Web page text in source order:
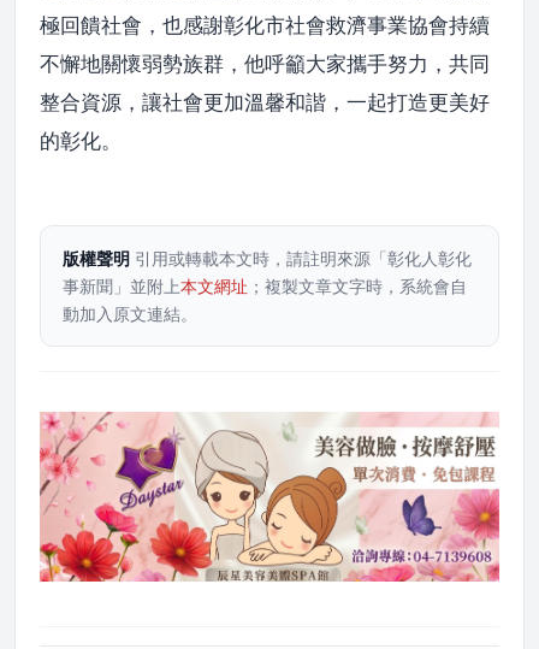
極回饋社會，也感謝彰化市社會救濟事業協會持續
不懈地關懷弱勢族群，他呼籲大家攜手努力，共同
整合資源，讓社會更加溫馨和諧，一起打造更美好
的彰化。
版權聲明 引用或轉載本文時，請註明來源「彰化人彰化
事新聞」並附上本文網址 ；複製文章文字時，系統會自
動加入原文連結。